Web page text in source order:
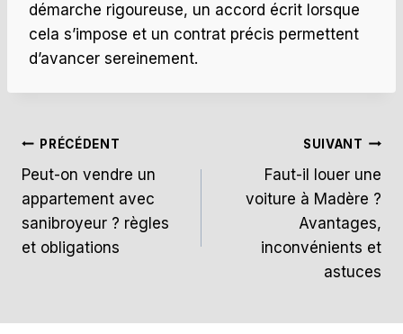
démarche rigoureuse, un accord écrit lorsque
cela s’impose et un contrat précis permettent
d’avancer sereinement.
Navigation
de
l’article
PRÉCÉDENT
Peut-on vendre un
appartement avec
sanibroyeur ? règles
et obligations
SUIVANT
Faut-il louer une
voiture à Madère ?
Avantages,
inconvénients et
astuces